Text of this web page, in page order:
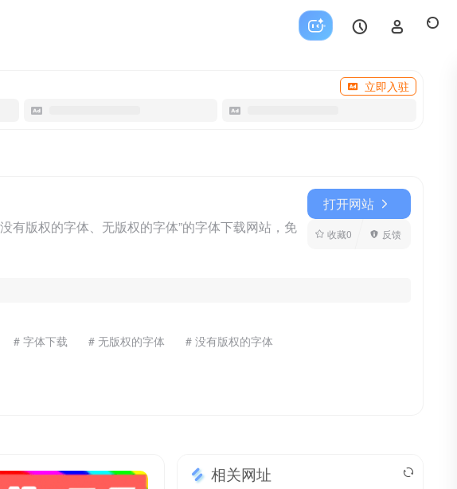
立即入驻
有版权的字体、无版权的字体”的字体下载网站，免
打开网站
收藏0 反馈
# 字体下载 # 无版权的字体 # 没有版权的字体
相关网址